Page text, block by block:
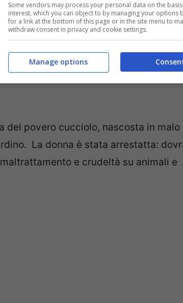
del povero cucciolo, nascosta in malo
La donna è stata arrestatta:
e crudeltà su animali e
Some vendors may process your personal data on the
interest, which you can object to by managing your options
for a link at the bottom of this page or in the site menu to
withdraw consent in privacy and cookie settings.
Manage options